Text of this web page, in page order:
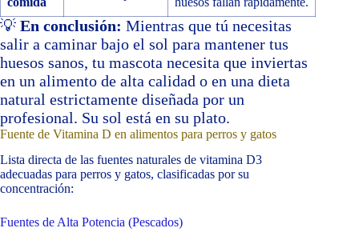
💡 En conclusión: Mientras que tú necesitas
salir a caminar bajo el sol para mantener tus
huesos sanos, tu mascota necesita que inviertas
en un alimento de alta calidad o en una dieta
natural estrictamente diseñada por un
profesional. Su sol está en su plato.
Fuente de Vitamina D en alimentos para perros y gatos
Lista directa de las fuentes naturales de vitamina D3
adecuadas para perros y gatos, clasificadas por su
concentración:
Fuentes de Alta Potencia (Pescados)